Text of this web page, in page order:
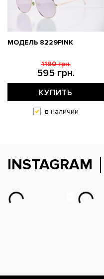
МОДЕЛЬ 8229PINK
595 грн.
1190 грн.
КУПИТЬ
в наличии
INSTAGRAM